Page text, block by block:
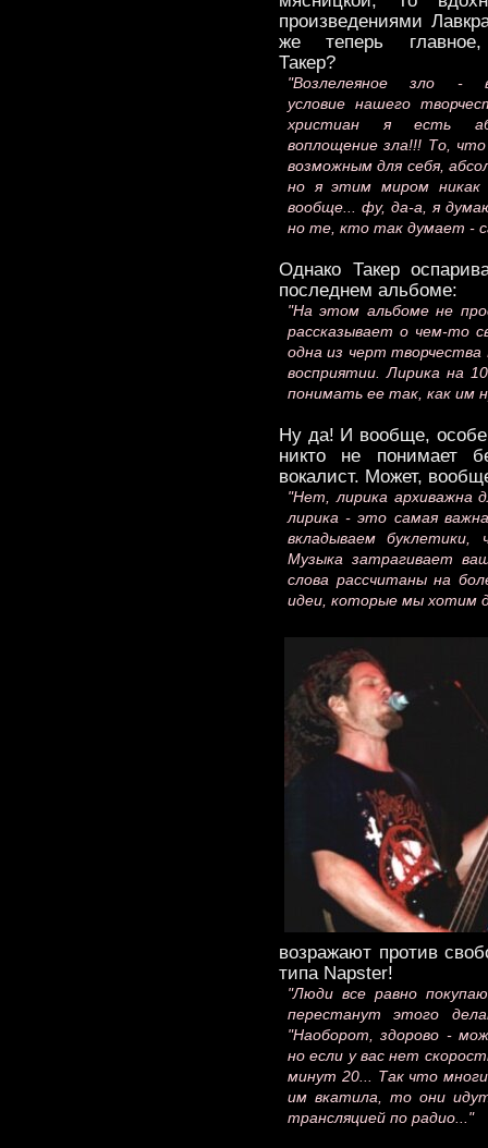
произведениями
же теперь
Такер?
"Возлелеяное зло -
условие нашего
христиан я есть
воплощение зла!!! То,
возможным для себя,
но я этим миром никак
вообще... фу, да-а, я
но те, кто так думает -
Однако Такер
последнем альбоме:
"На этом альбоме не
рассказывает о чем-то
одна из черт творчества
восприятии. Лирика на
понимать ее так, как им
Ну да! И вообще,
никто не понимает
вокалист. Может,
"Нет, лирика архиважна
лирика - это самая
вкладываем
Музыка затрагивает
слова рассчитаны на
идеи, которые мы хотим
возражают против
типа Napster!
"Люди все равно
перестанут этого
"Наоборот, здорово -
но если у вас нет
минут 20... Так что
им вкатила, то они
трансляцией по радио..."